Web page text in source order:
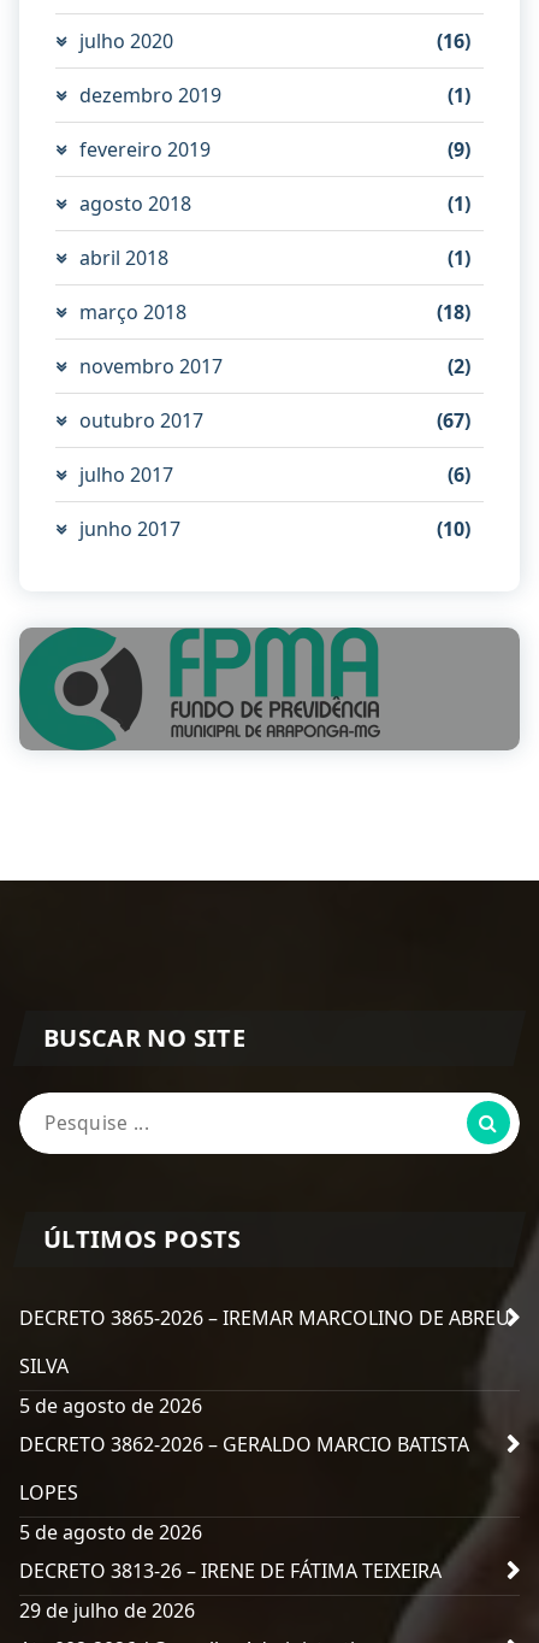
julho 2020 (16)
dezembro 2019 (1)
fevereiro 2019 (9)
agosto 2018 (1)
abril 2018 (1)
março 2018 (18)
novembro 2017 (2)
outubro 2017 (67)
julho 2017 (6)
junho 2017 (10)
BUSCAR NO SITE
Pesquisa
por:
ÚLTIMOS POSTS
DECRETO 3865-2026 – IREMAR MARCOLINO DE ABREU
SILVA
5 de agosto de 2026
DECRETO 3862-2026 – GERALDO MARCIO BATISTA
LOPES
5 de agosto de 2026
DECRETO 3813-26 – IRENE DE FÁTIMA TEIXEIRA
29 de julho de 2026